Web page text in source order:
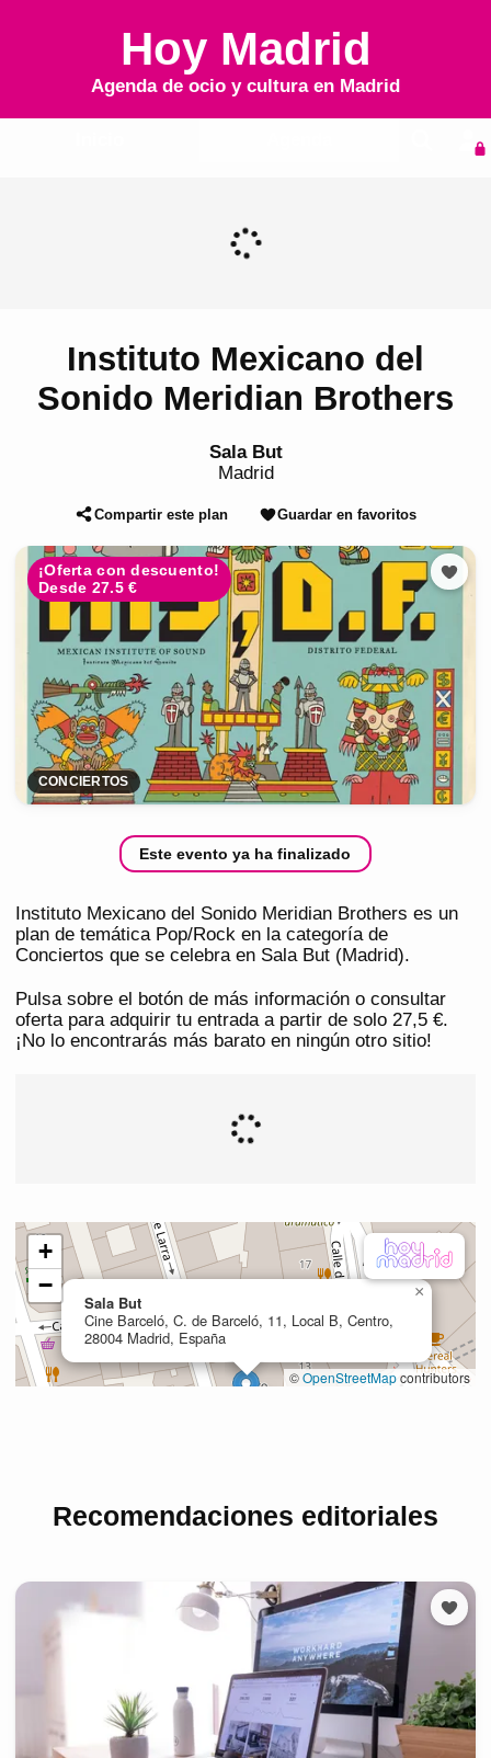
Hoy Madrid
Agenda de ocio y cultura en Madrid
Instituto Mexicano del
Sonido Meridian Brothers
Sala But
Madrid
Compartir este plan Guardar en favoritos
¡Oferta con descuento!
Desde 27.5 €
CONCIERTOS
Este evento ya ha finalizado
Instituto Mexicano del Sonido Meridian Brothers es un
plan de temática Pop/Rock en la categoría de
Conciertos que se celebra en Sala But (Madrid).
Pulsa sobre el botón de más información o consultar
oferta para adquirir tu entrada a partir de solo 27,5 €.
¡No lo encontrarás más barato en ningún otro sitio!
Recomendaciones editoriales